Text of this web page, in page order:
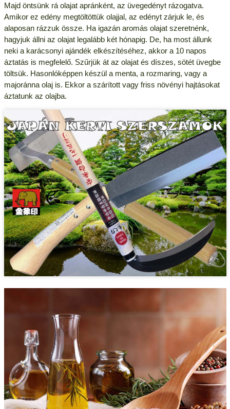
Majd öntsünk rá olajat apránként, az üvegedényt rázogatva.
Amikor ez edény megtöltöttük olajjal, az edényt zárjuk le, és
alaposan rázzuk össze. Ha igazán aromás olajat szeretnénk,
hagyjuk állni az olajat legalább két hónapig. De, ha most állunk
neki a karácsonyi ajándék elkészítéséhez, akkor a 10 napos
áztatás is megfelelő. Szűrjük át az olajat és díszes, sötét üvegbe
töltsük. Hasonlóképpen készül a menta, a rozmaring, vagy a
majoránna olaj is. Ekkor a szárított vagy friss növényi hajtásokat
áztatunk az olajba.